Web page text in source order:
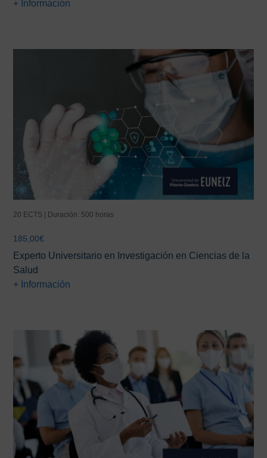
+ Información
20 ECTS | Duración: 500 horas
185,00€
Experto Universitario en Investigación en Ciencias de la
Salud
+ Información